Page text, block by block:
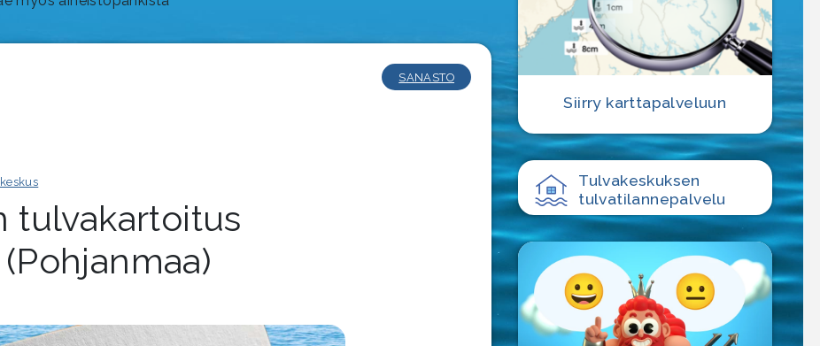
tulvakartoitus
SANASTO
Siirry karttapalveluun
Tulvakeskuksen
tulvatilanne­palvelu